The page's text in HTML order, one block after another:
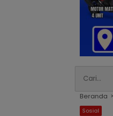
Beranda
Sosial